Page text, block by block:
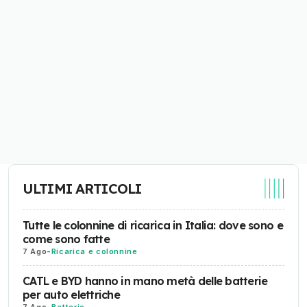
ULTIMI ARTICOLI
Tutte le colonnine di ricarica in Italia: dove sono e
come sono fatte
7 Ago-Ricarica e colonnine
CATL e BYD hanno in mano metà delle batterie
per auto elettriche